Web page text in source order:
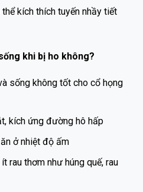
kích thích tuyến nhầy tiết
khi bị ho không?
sống không tốt cho cổ họng
kích ứng đường hô hấp
ở nhiệt độ ấm
rau thơm như húng quế, rau